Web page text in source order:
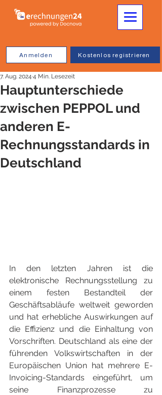
Kostenlos registrieren
Anmelden
Hauptunterschiede
zwischen PEPPOL und
anderen E-
Rechnungsstandards in
Deutschland
7. Aug. 2024 4 Min. Lesezeit
In den letzten Jahren ist die
elektronische Rechnungsstellung zu
einem festen Bestandteil der
Geschäftsabläufe weltweit geworden
und hat erhebliche Auswirkungen auf
die Effizienz und die Einhaltung von
Vorschriften. Deutschland als eine der
führenden Volkswirtschaften in der
Europäischen Union hat mehrere E-
Invoicing-Standards eingeführt, um
seine Finanzprozesse zu